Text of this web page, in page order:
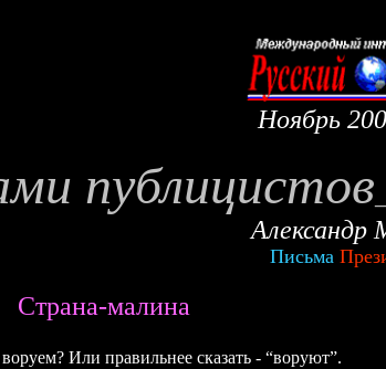
Ноябрь
публицистов
Александр
Письма
Страна-малина
Или правильнее сказать - “воруют”.